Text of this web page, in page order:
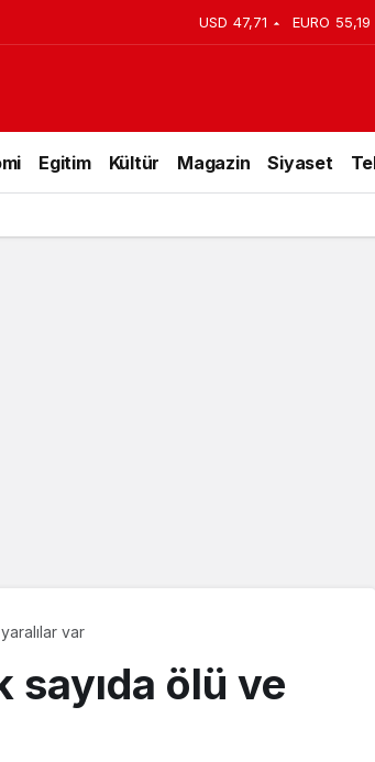
USD 47,71 EURO 55,19
Egitim Kültür Magazin Siyaset
var
sayıda ölü ve